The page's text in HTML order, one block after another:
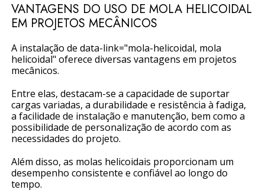
VANTAGENS DO USO DE MOLA HELICOIDAL
EM PROJETOS MECÂNICOS
A instalação de data-link="mola-helicoidal, mola
helicoidal" oferece diversas vantagens em projetos
mecânicos.
Entre elas, destacam-se a capacidade de suportar
cargas variadas, a durabilidade e resistência à fadiga,
a facilidade de instalação e manutenção, bem como a
possibilidade de personalização de acordo com as
necessidades do projeto.
Além disso, as molas helicoidais proporcionam um
desempenho consistente e confiável ao longo do
tempo.